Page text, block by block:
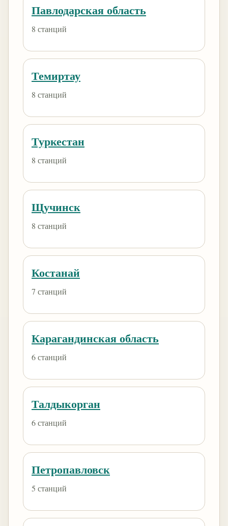
Павлодарская область
8 станций
Темиртау
8 станций
Туркестан
8 станций
Щучинск
8 станций
Костанай
7 станций
Карагандинская область
6 станций
Талдыкорган
6 станций
Петропавловск
5 станций